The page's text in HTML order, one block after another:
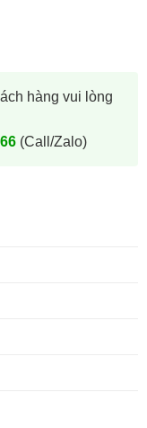
hàng vui lòng
(Call/Zalo)